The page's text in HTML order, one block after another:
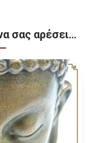
σας αρέσει…